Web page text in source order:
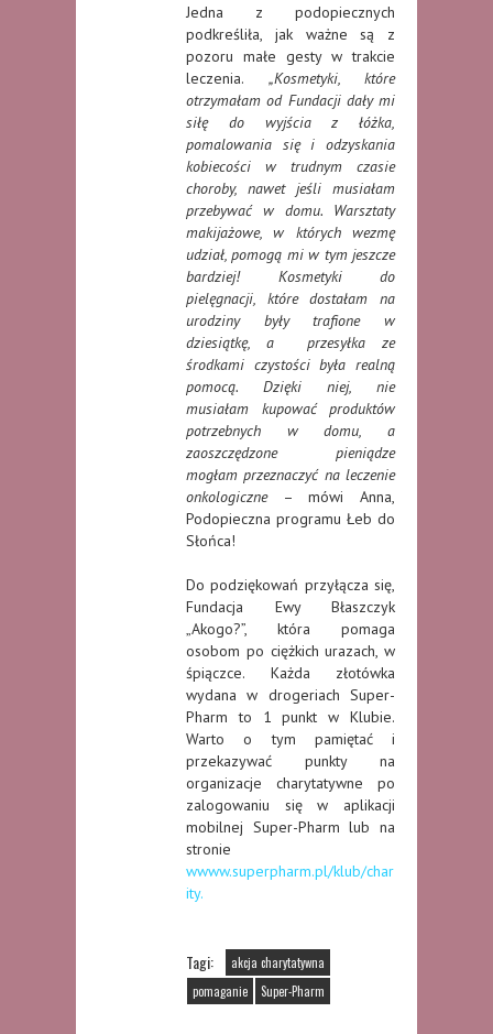
Jedna z podopiecznych
podkreśliła, jak ważne są z
pozoru małe gesty w trakcie
leczenia. „Kosmetyki, które
otrzymałam od Fundacji dały mi
siłę do wyjścia z łóżka,
pomalowania się i odzyskania
kobiecości w trudnym czasie
choroby, nawet jeśli musiałam
przebywać w domu. Warsztaty
makijażowe, w których wezmę
udział, pomogą mi w tym jeszcze
bardziej! Kosmetyki do
pielęgnacji, które dostałam na
urodziny były trafione w
dziesiątkę, a przesyłka ze
środkami czystości była realną
pomocą. Dzięki niej, nie
musiałam kupować produktów
potrzebnych w domu, a
zaoszczędzone pieniądze
mogłam przeznaczyć na leczenie
onkologiczne– mówi Anna,
Podopieczna programu Łeb do
Słońca!
Do podziękowań przyłącza się,
Fundacja Ewy Błaszczyk
„Akogo?”, która pomaga
osobom po ciężkich urazach, w
śpiączce. Każda złotówka
wydana w drogeriach Super-
Pharm to 1 punkt w Klubie.
Warto o tym pamiętać i
przekazywać punkty na
organizacje charytatywne po
zalogowaniu się w aplikacji
mobilnej Super-Pharm lub na
stronie
wwww.superpharm.pl/klub/char
ity.
Tagi:
akcja charytatywna
pomaganie
Super-Pharm